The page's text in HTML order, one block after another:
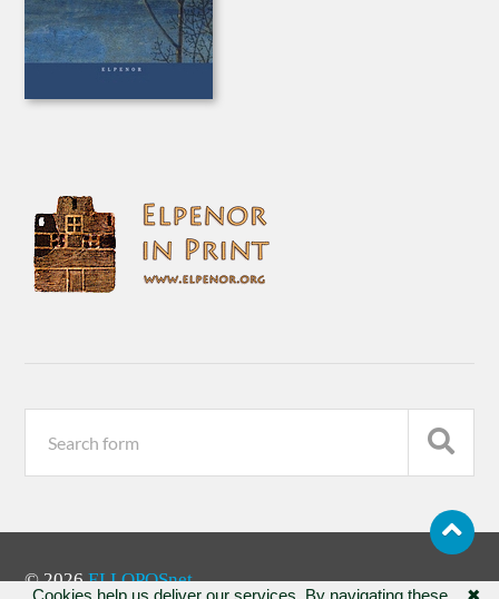
© 2026ELLOPOSnet
✖
Cookies help us deliver our services. By navigating these